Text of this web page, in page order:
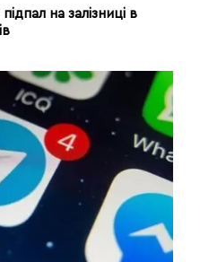
на залізниці в